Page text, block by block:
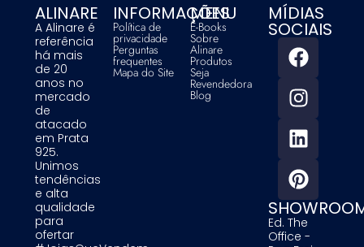
ALINARE
A Alinare é
referência
há mais
de 20
anos no
mercado
de
atacado
em Prata
925.
Unimos
tendências
e alta
qualidade
para
ofertar
INFORMAÇÕES
Política de
privacidade
Perguntas
frequentes
Mapa do Site
MENU
E-Books
Sobre
Alinare
Produtos
Seja
Revendedora
Blog
MÍDIAS
SOCIAIS
Ed. The
Office -